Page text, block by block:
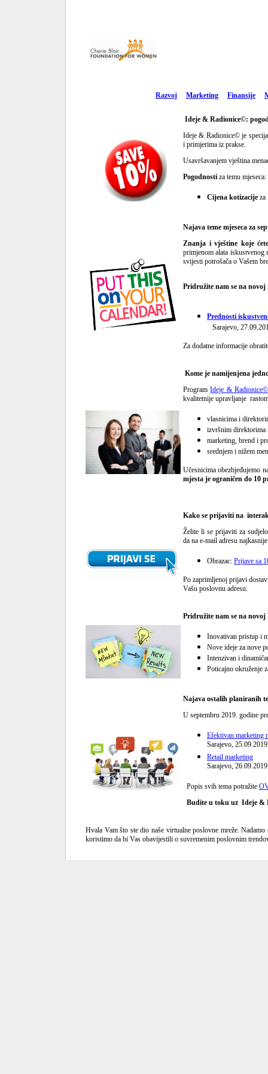
Razvoj Marketing Finansije
Ideje & Radionice©:
Ideje & Radionice© je
i primjerima iz prakse.
Usavršavanjem vještina
Pogodnosti za temu mjeseca:
Cijena kotizacije za
Najava teme mjeseca za
Znanja i vještine koje
primjenom alata
svijesti potrošača o Vašem
Pridružite nam se na
Prednosti
Sarajevo,
Za dodatne informacije
Kome je namijenjena
ProgramIdeje & Radionice©
kvalitetnije upravljanje
vlasnicima i
izvršnim direktorima
marketing, brend i
srednjem i nižem
Učesnicima obezbjeđujemo
mjesta je ograničen do 10
Kako se prijaviti na
Želite li se prijaviti za
da na e-mail adresu
Obrazac: Prijave sa
Po zaprimljenoj prijavi
Vašu poslovnu adresu.
Pridružite nam se na
Inovativan pristup i
Nove ideje za nove
Intenzivan i
Poticajno okruženje
Najava ostalih planiranih
U septembru 2019. godine
Efektivan marketing
Sarajevo,
Retail marketing
Sarajevo,
Popis svih tema potražite
Budite u toku uz Ideje &
Hvala Vam što ste dio naše virtualne poslovne mreže.
koristimo da bi Vas obavijestili o suvremenim poslovnim